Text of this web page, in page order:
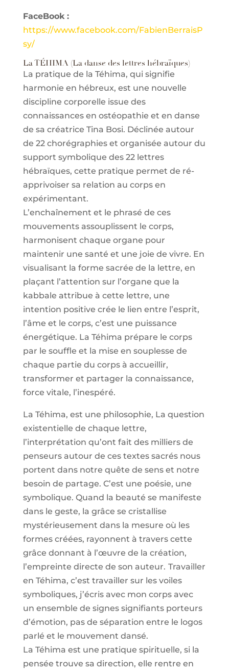
FaceBook :
https://www.facebook.com/FabienBerraisP
sy/
La TÉHIMA (La danse des lettres hébraïques)
La pratique de la Téhima, qui signifie
harmonie en hébreux, est une nouvelle
discipline corporelle issue des
connaissances en ostéopathie et en danse
de sa créatrice Tina Bosi. Déclinée autour
de 22 chorégraphies et organisée autour du
support symbolique des 22 lettres
hébraïques, cette pratique permet de ré-
apprivoiser sa relation au corps en
expérimentant.
L’enchaînement et le phrasé de ces
mouvements assouplissent le corps,
harmonisent chaque organe pour
maintenir une santé et une joie de vivre. En
visualisant la forme sacrée de la lettre, en
plaçant l’attention sur l’organe que la
kabbale attribue à cette lettre, une
intention positive crée le lien entre l’esprit,
l’âme et le corps, c’est une puissance
énergétique. La Téhima prépare le corps
par le souffle et la mise en souplesse de
chaque partie du corps à accueillir,
transformer et partager la connaissance,
force vitale, l’inespéré.
La Téhima, est une philosophie, La question
existentielle de chaque lettre,
l’interprétation qu’ont fait des milliers de
penseurs autour de ces textes sacrés nous
portent dans notre quête de sens et notre
besoin de partage. C’est une poésie, une
symbolique. Quand la beauté se manifeste
dans le geste, la grâce se cristallise
mystérieusement dans la mesure où les
formes créées, rayonnent à travers cette
grâce donnant à l’œuvre de la création,
l’empreinte directe de son auteur. Travailler
en Téhima, c’est travailler sur les voiles
symboliques, j’écris avec mon corps avec
un ensemble de signes signifiants porteurs
d’émotion, pas de séparation entre le logos
parlé et le mouvement dansé.
La Téhima est une pratique spirituelle, si la
pensée trouve sa direction, elle rentre en